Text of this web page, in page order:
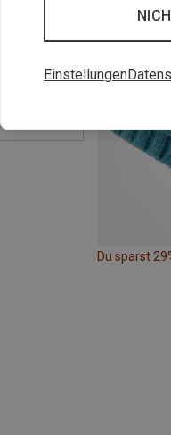
Du sparst
Einstellungen